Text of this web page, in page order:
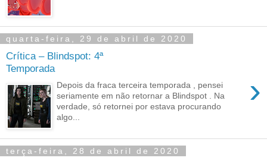
quarta-feira, 29 de abril de 2020
Crítica – Blindspot: 4ª
Temporada
›
Depois da fraca terceira temporada , pensei
seriamente em não retornar a Blindspot . Na
verdade, só retornei por estava procurando
algo...
terça-feira, 28 de abril de 2020